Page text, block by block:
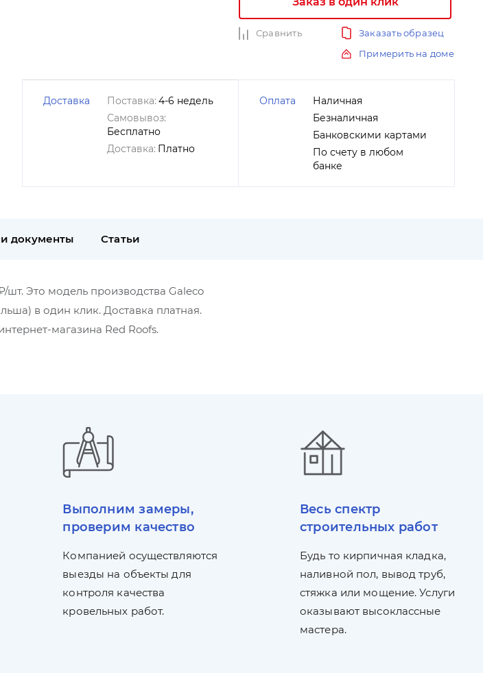
Сравнить
Заказать образец
Примерить на доме
Доставка Поставка: 4-6 недель
Самовывоз:
Бесплатно
Доставка: Платно
Оплата
Наличная
Безналичная
Банковскими картами
По счету в любом
банке
документы Статьи
шт. Это модель производства Galeco
в один клик. Доставка платная.
магазина Red Roofs.
Выполним замеры,
проверим качество
Компанией осуществляются
выезды на объекты для
контроля качества
кровельных работ.
Весь спектр
строительных работ
Будь то кирпичная кладка,
наливной пол, вывод труб,
стяжка или мощение. Услуги
оказывают высоклассные
мастера.